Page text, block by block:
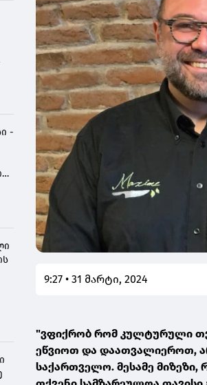
-
9:27 • 31 მარტი, 2024
"ვფიქრობ რომ კულტურული
ეწვიოთ და დაათვალიეროთ,
საქართველო. მესამე მიზეზი,